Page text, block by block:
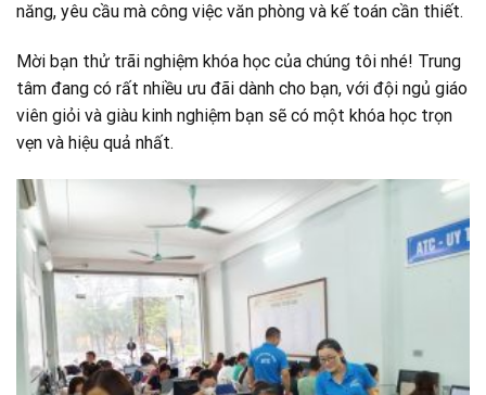
năng, yêu cầu mà công việc văn phòng và kế toán cần thiết.
Mời bạn thử trãi nghiệm khóa học của chúng tôi nhé! Trung
tâm đang có rất nhiều ưu đãi dành cho bạn, với đội ngủ giáo
viên giỏi và giàu kinh nghiệm bạn sẽ có một khóa học trọn
vẹn và hiệu quả nhất.